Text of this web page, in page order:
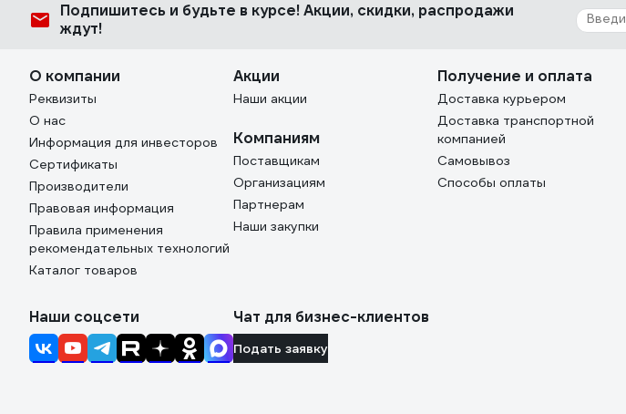
Подпишитесь и будьте в курсе! Акции, скидки, распродажи
ждут!
О компании
Реквизиты
О нас
Информация для инвесторов
Сертификаты
Производители
Правовая информация
Правила применения
рекомендательных технологий
Каталог товаров
Акции
Наши акции
Компаниям
Поставщикам
Организациям
Партнерам
Наши закупки
Получение и оплата
Доставка курьером
Доставка транспортной
компанией
Самовывоз
Способы оплаты
Наши соцсети Чат для бизнес-клиентов
Подать заявку